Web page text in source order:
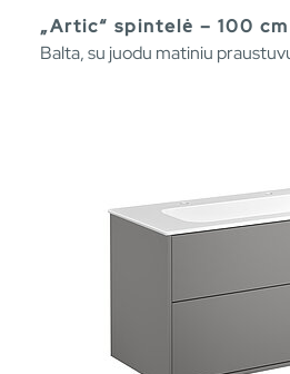
„Artic“ spintelė – 100 cm
Balta, su juodu matiniu